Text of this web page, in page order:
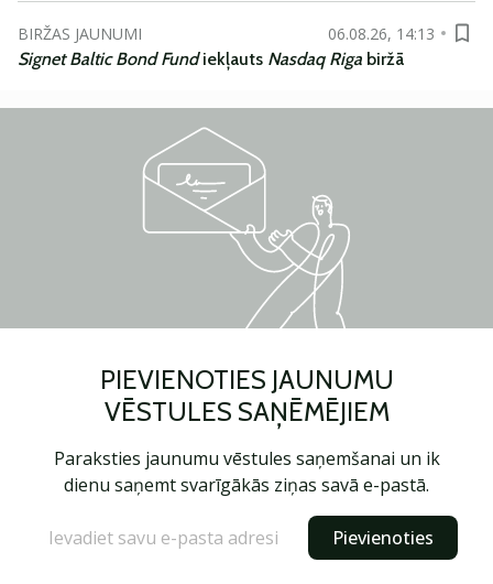
BIRŽAS JAUNUMI
06.08.26, 14:13
Signet Baltic Bond Fundiekļauts Nasdaq Riga biržā
PIEVIENOTIES JAUNUMU
VĒSTULES SAŅĒMĒJIEM
Paraksties jaunumu vēstules saņemšanai un ik
dienu saņemt svarīgākās ziņas savā e-pastā.
Pievienoties